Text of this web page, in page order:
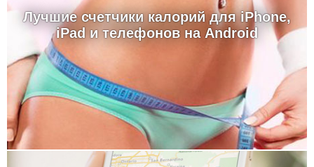
Лучшие счетчики калорий для iPhone,
iPad и телефонов на Android